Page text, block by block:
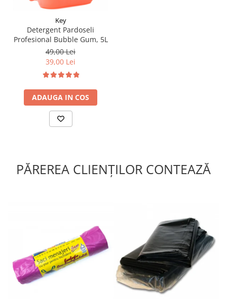
Key
Detergent Pardoseli
Profesional Bubble Gum, 5L
49,00 Lei
39,00 Lei
ADAUGA IN COS
PĂREREA CLIENȚILOR CONTEAZĂ